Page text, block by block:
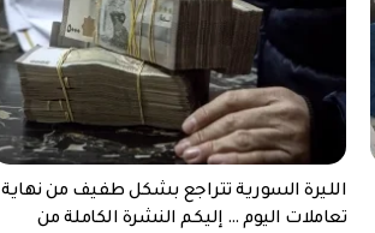
الليرة السورية تتراجع بشكل طفيف من نهاية
تعاملات اليوم … إليكم النشرة الكاملة من